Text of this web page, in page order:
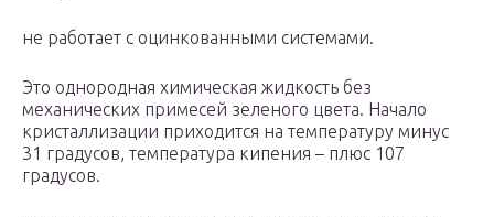
не работает с оцинкованными системами.
Это однородная химическая жидкость без
механических примесей зеленого цвета. Начало
кристаллизации приходится на температуру минус
31 градусов, температура кипения – плюс 107
градусов.